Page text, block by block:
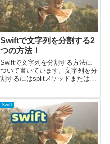
Swiftで文字列を分割する2
つの方法！
Swiftで文字列を分割する方法に
ついて書いています。文字列を分
割するにはsplitメソッドまたは
Swiftバージョン5.7で検証してい
ます。splitメソッドで分割する
文...
Swift